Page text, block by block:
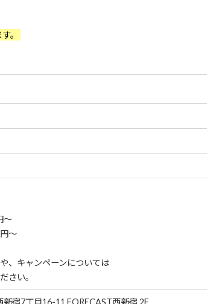
。
～
～
、キャンペーンについては
さい。